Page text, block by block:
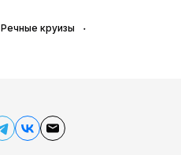
Речные круизы